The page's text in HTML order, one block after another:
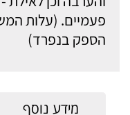
פעמיים. (עלות
הספק בנפרד)
מידע נוסף